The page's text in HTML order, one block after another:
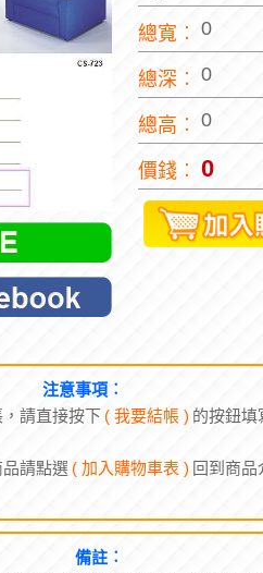
總寬︰ 0
總深︰ 0
總高︰ 0
價錢︰ 0
注意事項︰
請直接按下 ( 我要結帳 ) 的按鈕填
請點選 ( 加入購物車表 ) 回到商品
備註︰